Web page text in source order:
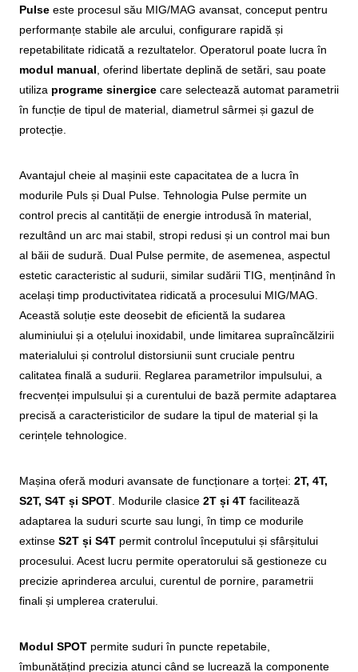
Pulse este procesul său MIG/MAG avansat, conceput pentru
performanțe stabile ale arcului, configurare rapidă și
repetabilitate ridicată a rezultatelor. Operatorul poate lucra în
modul manual , oferind libertate deplină de setări, sau poate
utiliza programe sinergice care selectează automat parametrii
în funcție de tipul de material, diametrul sârmei și gazul de
protecție.
Avantajul cheie al mașinii este capacitatea de a lucra în
modurile Puls și Dual Pulse. Tehnologia Pulse permite un
control precis al cantității de energie introdusă în material,
rezultând un arc mai stabil, stropi redusi și un control mai bun
al băii de sudură. Dual Pulse permite, de asemenea, aspectul
estetic caracteristic al sudurii, similar sudării TIG, menținând în
același timp productivitatea ridicată a procesului MIG/MAG.
Această soluție este deosebit de eficientă la sudarea
aluminiului și a oțelului inoxidabil, unde limitarea supraîncălzirii
materialului și controlul distorsiunii sunt cruciale pentru
calitatea finală a sudurii. Reglarea parametrilor impulsului, a
frecvenței impulsului și a curentului de bază permite adaptarea
precisă a caracteristicilor de sudare la tipul de material și la
cerințele tehnologice.
Mașina oferă moduri avansate de funcționare a torței: 2T, 4T,
S2T, S4T și SPOT . Modurile clasice 2T și 4T facilitează
adaptarea la suduri scurte sau lungi, în timp ce modurile
extinse S2T și S4T permit controlul începutului și sfârșitului
procesului. Acest lucru permite operatorului să gestioneze cu
precizie aprinderea arcului, curentul de pornire, parametrii
finali și umplerea craterului.
Modul SPOT permite suduri în puncte repetabile,
îmbunătățind precizia atunci când se lucrează la componente